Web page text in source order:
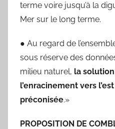
terme voire jusqu’à la
Mer sur le long terme.
● Au regard de
sous réserve des
milieu naturel, la
l’enracinement vers
préconisée.»
PROPOSITION DE